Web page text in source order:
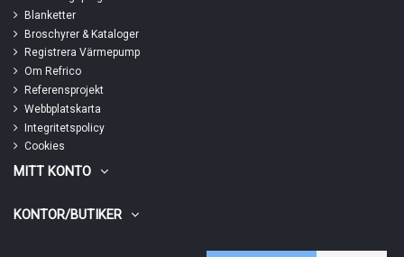
Blanketter
Broschyrer & Kataloger
Registrera Värmepump
Om Refrico
Referensprojekt
Webbplatskarta
Integritetspolicy
Cookies
MITT KONTO
KONTOR/BUTIKER